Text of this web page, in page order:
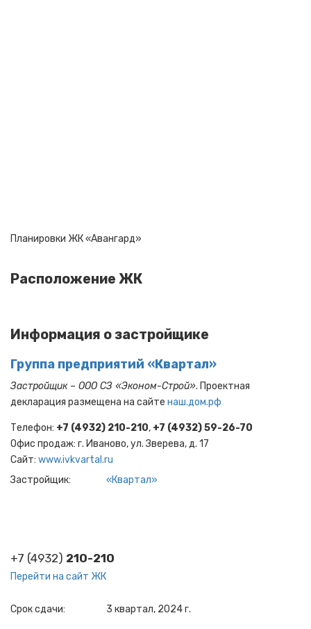
Планировки ЖК «Авангард»
Расположение ЖК
Информация о застройщике
Группа предприятий «Квартал»
Застройщик – ООО СЗ «Эконом-Строй». Проектная
декларация размещена на сайте наш.дом.рф
Телефон: +7 (4932) 210-210, +7 (4932) 59-26-70
Офис продаж: г. Иваново, ул. Зверева, д. 17
Cайт: www.ivkvartal.ru
Застройщик
«Квартал»
+7 (4932) 210-210
Перейти на сайт ЖК
Срок сдачи 3 квартал, 2024 г.